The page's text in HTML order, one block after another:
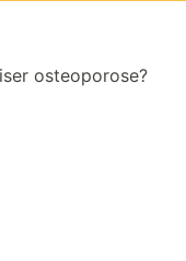
osteoporose?